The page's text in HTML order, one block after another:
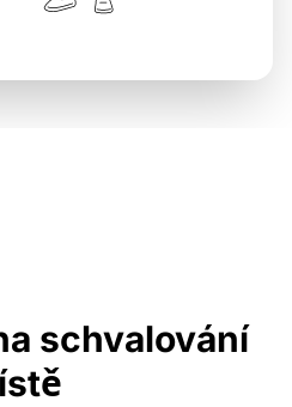
schvalování